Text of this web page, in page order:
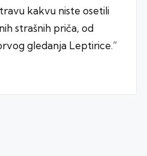
kakvu niste osetili
strašnih priča, od
gledanja Leptirice.”